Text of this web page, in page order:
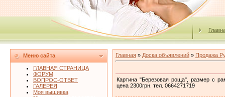
Меню сайта
ГЛАВНАЯ СТРАНИЦА
ФОРУМ
ВОПРОС-ОТВЕТ
ГАЛЕРЕЯ
Моя вышивка
Главная » Доска объявлений » Продажа
Картина "Березовая роща", размер с
цена 2300грн. тел. 0664271719